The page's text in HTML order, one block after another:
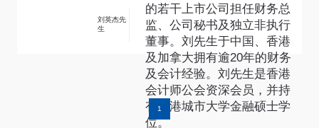
刘英杰先
生
的若干上市公司担任财务总
监、公司秘书及独立非执行
董事。刘先生于中国、香港
及加拿大拥有逾20年的财务
及会计经验。刘先生是香港
会计师公会资深会员，并持
有香港城市大学金融硕士学
位。
1